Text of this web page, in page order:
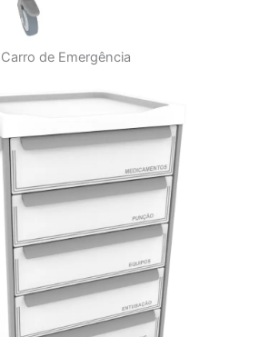
Carro de Emergência